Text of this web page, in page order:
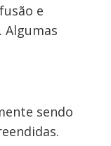
e
Algumas
sendo